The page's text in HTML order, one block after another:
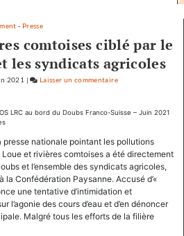
- Presse
comtoises ciblé par le
les syndicats agricoles
2021 | Laisser un commentaireon
accapare
titre
«
Factuel
»
dans
LRC au bord du Doubs Franco-Suisse – Juin 2021
presse nationale pointant les pollutions
et rivières comtoises a été directement
et l’ensemble des syndicats agricoles,
la Confédération Paysanne. Accusé d’«
une tentative d’intimidation et
l’agonie des cours d’eau et d’en dénoncer
Malgré tous les efforts de la filière